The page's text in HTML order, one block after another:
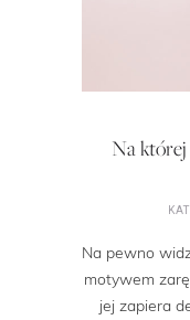
Na
Na pewno
motywem
jej zapiera